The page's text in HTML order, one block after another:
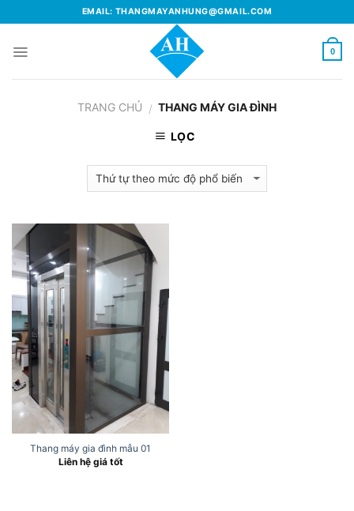
to
EMAIL: THANGMAYANHUNG@GMAIL.COM
0
TRANG CHỦ / THANG MÁY GIA ĐÌNH
LỌC
Thang máy gia đình mẫu 01
Liên hệ giá tốt